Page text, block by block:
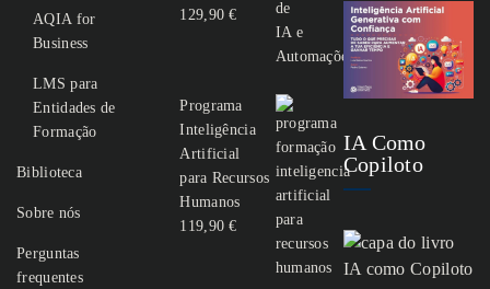
AQIA for
Business
LMS para
Entidades de
Formação
Biblioteca
Sobre nós
Perguntas
frequentes
129,90€
Programa
Inteligência
Artificial
para Recursos
Humanos
119,90€
IA Como
Copiloto